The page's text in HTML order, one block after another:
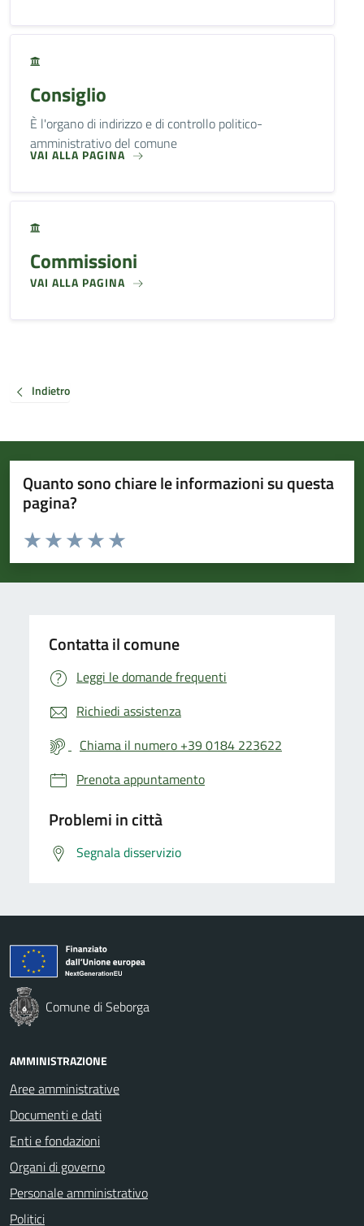
Consiglio
È l'organo di indirizzo e di controllo politico-
amministrativo del comune
VAI ALLA PAGINA
Commissioni
VAI ALLA PAGINA
Indietro
Quanto sono chiare le informazioni su questa
pagina?
Valuta da 1 a 5 stelle la pagina
Valuta 5 stelle su 5
Valuta 4 stelle su 5
Valuta 3 stelle su 5
Valuta 2 stelle su 5
Valuta 1 stelle su 5
Contatta il comune
Leggi le domande frequenti
Richiedi assistenza
Chiama il numero +39 0184 223622
Prenota appuntamento
Problemi in città
Segnala disservizio
Comune di Seborga
AMMINISTRAZIONE
Aree amministrative
Documenti e dati
Enti e fondazioni
Organi di governo
Personale amministrativo
Politici